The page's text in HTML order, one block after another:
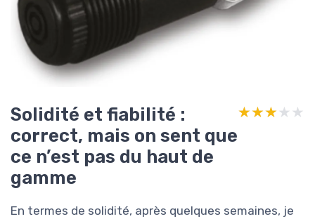
Solidité et fiabilité :
correct, mais on sent que
ce n’est pas du haut de
gamme
★★★★★
★★★★★
En termes de solidité, après quelques semaines, je